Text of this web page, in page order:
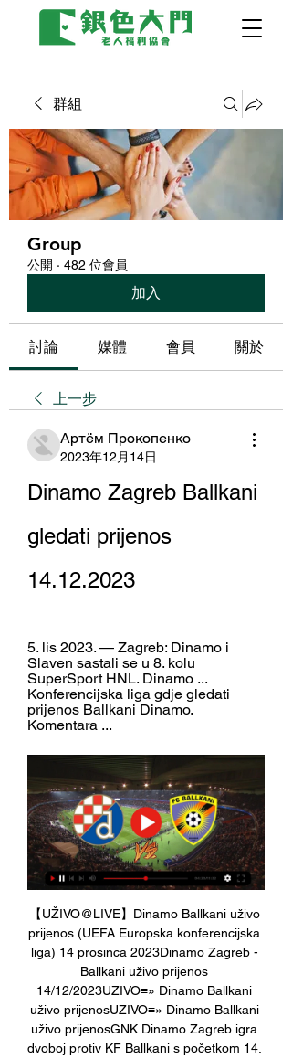
群組
Group
公開 · 482 位會員
加入
討論 媒體 會員 關於
上一步
Артём Прокопенко
2023年12月14日
Dinamo Zagreb Ballkani
gledati prijenos
14.12.2023
5. lis 2023. — Zagreb: Dinamo i
Slaven sastali se u 8. kolu
SuperSport HNL. Dinamo ...
Konferencijska liga gdje gledati
prijenos Ballkani Dinamo.
Komentara ...
【UŽIVO@LIVE】Dinamo Ballkani uživo
prijenos (UEFA Europska konferencijska
liga) 14 prosinca 2023Dinamo Zagreb -
Ballkani uživo prijenos
14/12/2023UZIVO≡» Dinamo Ballkani
uživo prijenosUZIVO≡» Dinamo Ballkani
uživo prijenosGNK Dinamo Zagreb igra
dvoboj protiv KF Ballkani s početkom 14.